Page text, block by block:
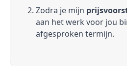
Zodra je mijn
aan het werk voor jou
afgesproken termijn.